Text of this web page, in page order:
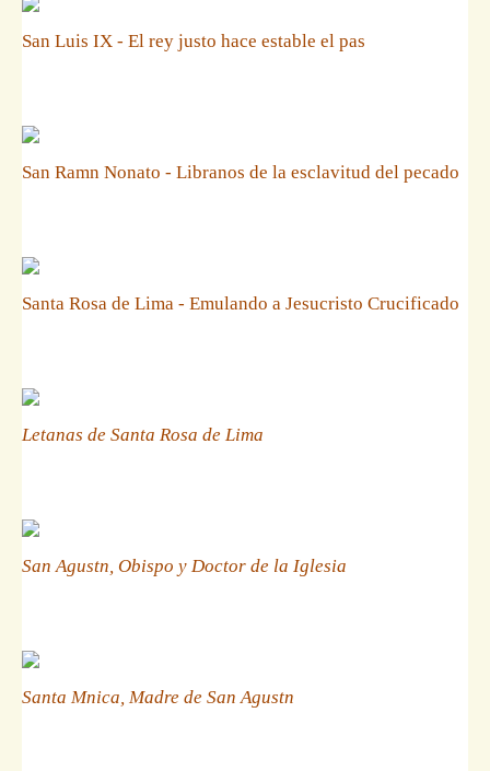
San Luis IX - El rey justo hace estable el pas
San Ramn Nonato - Libranos de la esclavitud del pecado
Santa Rosa de Lima - Emulando a Jesucristo Crucificado
Letanas de Santa Rosa de Lima
San Agustn, Obispo y Doctor de la Iglesia
Santa Mnica, Madre de San Agustn